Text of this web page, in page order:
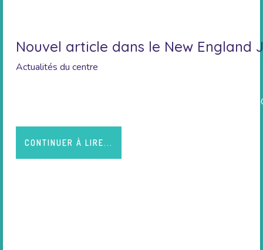
Nouvel article dans le New England
Actualités du centre
https://www.nejm.org/doi/10.1056/
CONTINUER À LIRE...